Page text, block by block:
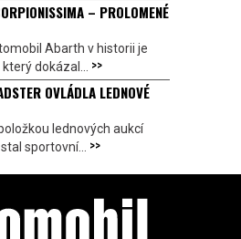
– PROLOMENÉ
Abarth v historii je
dokázal... >>
OVLÁDLA LEDNOVÉ
lednových aukcí
sportovní... >>